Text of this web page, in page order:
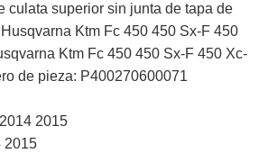
culata superior sin junta de tapa de
Ktm Fc 450 450 Sx-F 450
Ktm Fc 450 450 Sx-F 450 Xc-
de pieza: P400270600071
2015
2015